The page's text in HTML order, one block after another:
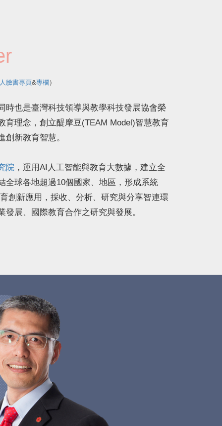
臉書專頁&專欄）
時也是臺灣科技領導與教學科技發展協會榮
育理念，創立醍摩豆(TEAM Model)智慧教育
新教育智慧。
院 ，運用AI人工智能與教育大數據，建立全
全球各地超過10個國家、地區，形成系統
創新應用，採收、分析、研究與分享智連環
展、國際教育合作之研究與發展。